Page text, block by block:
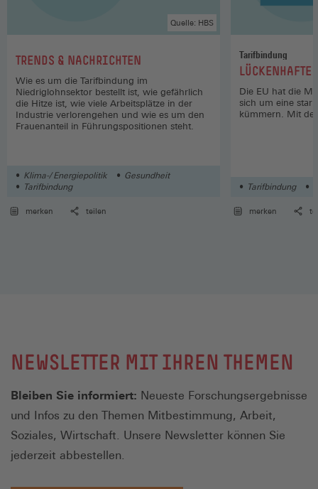
:
TRENDS & NACHRICHTEN
Quelle: HBS
Wie es um die Tarifbindung im
Niedriglohnsektor bestellt ist, wie gefährlich
die Hitze ist, wie viele Arbeitsplätze in der
Industrie verlorengehen und wie es um den
Frauenanteil in Führungspositionen steht.
Klima-/ Energiepolitik
Gesundheit
Tarifbindung
merken teilen
Tarifbindung
:LÜCKENHAFTE
Die EU hat die
sich um eine
kümmern. Mit
Tarifbindung
merken
NEWSLETTER MIT IHREN THEMEN
Bleiben Sie informiert: Neueste Forschungsergebnisse
und Infos zu den Themen Mitbestimmung, Arbeit,
Soziales, Wirtschaft. Unsere Newsletter können Sie
jederzeit abbestellen.